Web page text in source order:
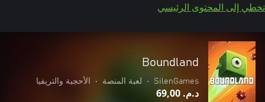
تخطي إلى المحتوى الرئيسي
Boundland
SilenGames
• لعبة المنصة • الأحجية والتريفيا
د.م.‏ 69,00